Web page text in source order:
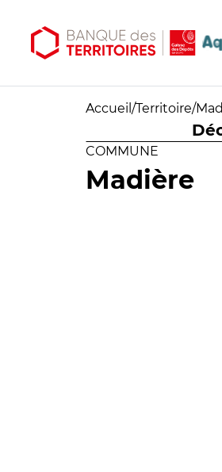
Accueil /Territoire/
COMMUNE
Madière